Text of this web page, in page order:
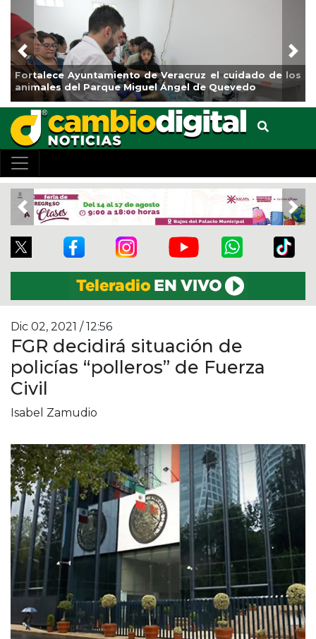
Ayuntamiento de Veracruz el cuidado de los
del Parque Miguel Ángel de Quevedo
La
Previous
Previous
Dic 02, 2021 / 12:56
FGR decidirá situación de
policías “polleros” de Fuerza
Civil
Isabel Zamudio